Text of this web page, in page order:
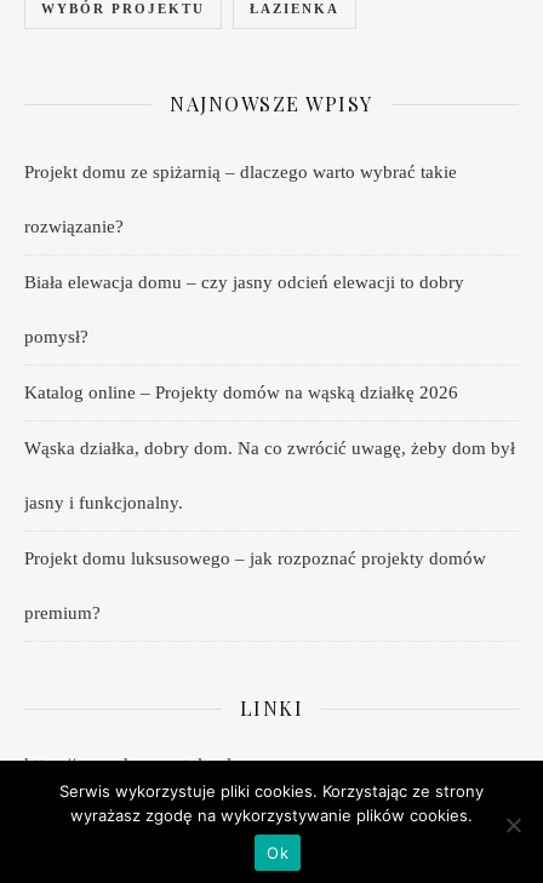
WYBÓR PROJEKTU ŁAZIENKA
NAJNOWSZE WPISY
Projekt domu ze spiżarnią – dlaczego warto wybrać takie
rozwiązanie?
Biała elewacja domu – czy jasny odcień elewacji to dobry
pomysł?
Katalog online – Projekty domów na wąską działkę 2026
Wąska działka, dobry dom. Na co zwrócić uwagę, żeby dom był
jasny i funkcjonalny.
Projekt domu luksusowego – jak rozpoznać projekty domów
premium?
LINKI
https://www.domywstylu.pl
Serwis wykorzystuje pliki cookies. Korzystając ze strony
wyrażasz zgodę na wykorzystywanie plików cookies.
Ok